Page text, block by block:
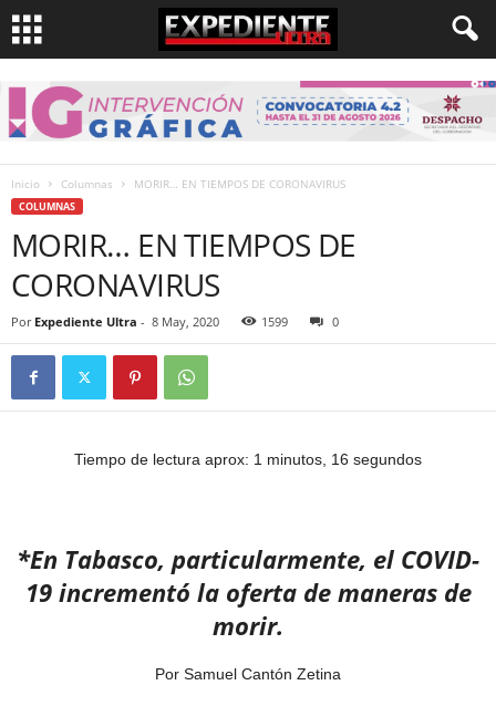
Inicio Columnas MORIR… EN TIEMPOS DE CORONAVIRUS
COLUMNAS
MORIR… EN TIEMPOS DE
CORONAVIRUS
Por Expediente Ultra - 8 May, 2020 1599 0
Tiempo de lectura aprox: 1 minutos, 16 segundos
*En Tabasco, particularmente, el COVID-
19 incrementó la oferta de maneras de
morir.
Por Samuel Cantón Zetina